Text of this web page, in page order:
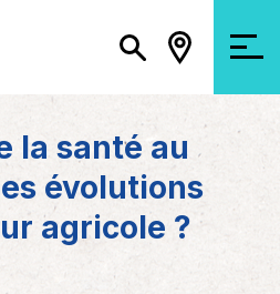
la santé au
évolutions
agricole ?